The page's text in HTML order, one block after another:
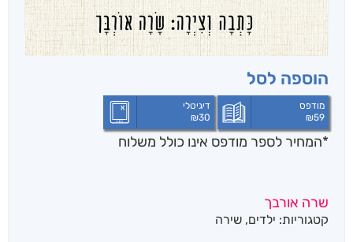
הוספה לסל
מודפס
₪59
דיגיטלי
₪30
*המחיר לספר מודפס אינו כולל משלוח
שרה אורבך
קטגוריות: ילדים, שירה